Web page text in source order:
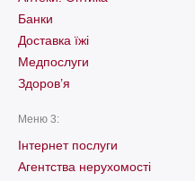
Банки
Доставка їжі
Медпослуги
Здоров’я
Меню 3:
Інтернет послуги
Агентства нерухомості